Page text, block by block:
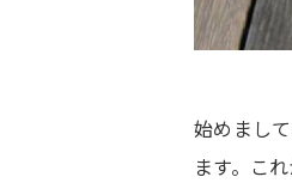
始めまし
ます。こ